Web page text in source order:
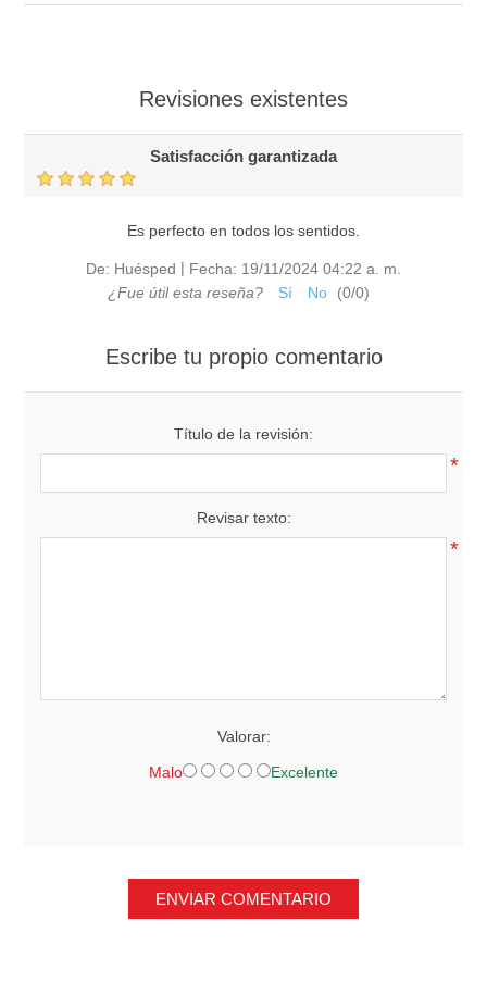
Revisiones existentes
Satisfacción garantizada
Es perfecto en todos los sentidos.
De: Huésped | Fecha: 19/11/2024 04:22 a. m.
¿Fue útil esta reseña?
Sí No (0/0)
Escribe tu propio comentario
Título de la revisión:
*
Revisar texto:
*
Valorar:
Malo Excelente
ENVIAR COMENTARIO